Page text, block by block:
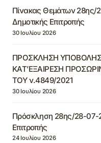
Πίνακας Θεμάτων 28ης/
Δημοτικής Επιτροπής
30 Ιουλίου 2026
ΠΡΟΣΚΛΗΣΗ
ΚΑΤ’ΕΞΑΙΡΕΣΗ
ΤΟΥ ν.4849/2021 &
30 Ιουλίου 2026
Πρόσκληση 28ης/28-07-
Επιτροπής
24 Ιουλίου 2026